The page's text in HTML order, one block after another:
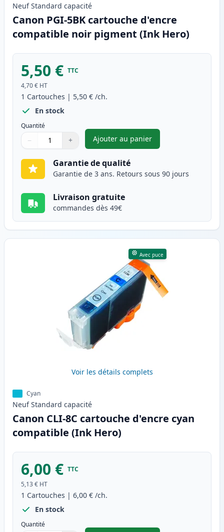
Neuf Standard capacité
Canon PGI-5BK cartouche d'encre
compatible noir pigment (Ink Hero)
5,50 € TTC
4,70 € HT
1 Cartouches | 5,50 € /ch.
En stock
Quantité
Quantité
Utilisez les boutons pour ajuster
− +
Quantité
Ajouter au panier
,Canon PGI-5BK cartouche
Garantie de qualité
Garantie de 3 ans. Retours sous 90 jours
Livraison gratuite
commandes dès 49€
Avec puce
Voir les détails complets
Cyan
Neuf Standard capacité
Canon CLI-8C cartouche d'encre cyan
compatible (Ink Hero)
6,00 € TTC
5,13 € HT
1 Cartouches | 6,00 € /ch.
En stock
Quantité